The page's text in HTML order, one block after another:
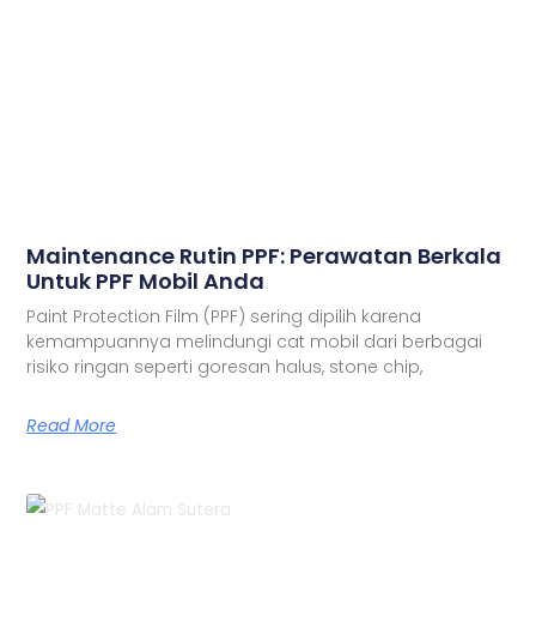
Maintenance Rutin PPF: Perawatan Berkala
Untuk PPF Mobil Anda
Paint Protection Film (PPF) sering dipilih karena
kemampuannya melindungi cat mobil dari berbagai
risiko ringan seperti goresan halus, stone chip,
Read More